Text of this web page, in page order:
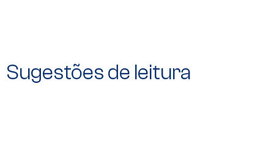
Sugestões de leitura